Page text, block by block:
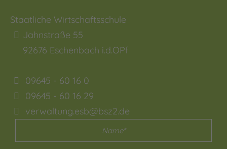
Staatliche Wirtschaftsschule
Jahnstraße 55
92676 Eschenbach i.d.OPf
09645 - 60 16 0
09645 - 60 16 29
verwaltung.esb@bsz2.de